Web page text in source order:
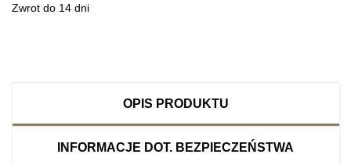
Zwrot do 14 dni
OPIS PRODUKTU
INFORMACJE DOT. BEZPIECZEŃSTWA